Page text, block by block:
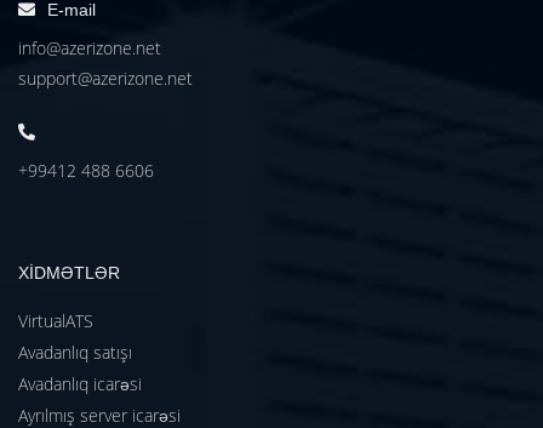
E-mail
info@azerizone.net
support@azerizone.net
+99412 488 6606
XİDMƏTLƏR
VirtualATS
Avadanlıq satışı
Avadanlıq icarəsi
Ayrılmış server icarəsi